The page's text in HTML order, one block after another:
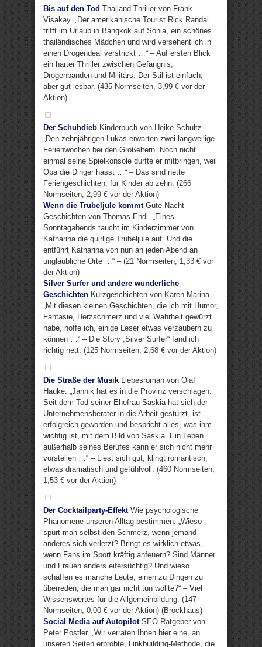
Bis auf den Tod Thailand-Thriller von Frank
Visakay. „Der amerikanische Tourist Rick Randal
trifft im Urlaub in Bangkok auf Sonia, ein schönes
thailändisches Mädchen und wird versehentlich in
einen Drogendeal verstrickt …“ – Auf ersten Blick
ein harter Thriller zwischen Gefängnis,
Drogenbanden und Militärs. Der Stil ist einfach,
aber gut lesbar. (435 Normseiten, 3,99 € vor der
Aktion)
Der Schuhdieb Kinderbuch von Heike Schultz.
„Den zehnjährigen Lukas erwarten zwei langweilige
Ferienwochen bei den Großeltern. Noch nicht
einmal seine Spielkonsole durfte er mitbringen, weil
Opa die Dinger hasst …“ – Das sind nette
Feriengeschichten, für Kinder ab zehn. (266
Normseiten, 2,99 € vor der Aktion)
Wenn die Trubeljule kommtGute-Nacht-
Geschichten von Thomas Endl. „Eines
Sonntagabends taucht im Kinderzimmer von
Katharina die quirlige Trubeljule auf. Und die
entführt Katharina von nun an jeden Abend an
unglaubliche Orte …“ – (21 Normseiten, 1,33 € vor
der Aktion)
Silver Surfer und andere wunderliche
Geschichten Kurzgeschichten von Karen Marina.
„Mit diesen kleinen Geschichten, die ich mit Humor,
Fantasie, Herzschmerz und viel Wahrheit gewürzt
habe, hoffe ich, einige Leser etwas verzaubern zu
können …“ – Die Story „Silver Surfer“ fand ich
richtig nett. (125 Normseiten, 2,68 € vor der Aktion)
Die Straße der Musik Liebesroman von Olaf
Hauke. „Jannik hat es in die Provinz verschlagen.
Seit dem Tod seiner Ehefrau Saskia hat sich der
Unternehmensberater in die Arbeit gestürzt, ist
erfolgreich geworden und bespricht alles, was ihm
wichtig ist, mit dem Bild von Saskia. Ein Leben
außerhalb seines Berufes kann er sich nicht mehr
vorstellen …“ – Liest sich gut, klingt romantisch,
etwas dramatisch und gefühlvoll. (460 Normseiten,
1,53 € vor der Aktion)
Der Cocktailparty-EffektWie psychologische
Phänomene unseren Alltag bestimmen. „Wieso
spürt man selbst den Schmerz, wenn jemand
anderes sich verletzt? Bringt es wirklich etwas,
wenn Fans im Sport kräftig anfeuern? Sind Männer
und Frauen anders eifersüchtig? Und wieso
schaffen es manche Leute, einen zu Dingen zu
überreden, die man gar nicht tun wollte?“ – Viel
Wissenswertes für die Allgemeinbildung. (147
Normseiten, 0,00 € vor der Aktion) (Brockhaus)
Social Media auf AutopilotSEO-Ratgeber von
Peter Postler. „Wir verraten Ihnen hier eine, an
unseren Seiten erprobte, Linkbuilding-Methode, die